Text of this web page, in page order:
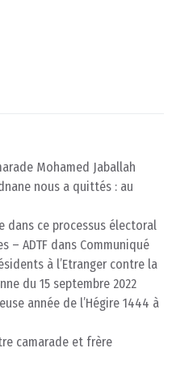
Mohamed Jaballah
nous a quittés : au
dans ce processus électoral
– ADTF dans Communiqué
à l’Etranger contre la
du 15 septembre 2022
année de l’Hégire 1444 à
camarade et frère